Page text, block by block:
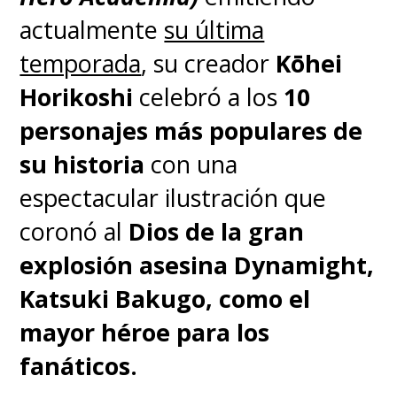
actualmente su última
temporada, su creador Kōhei
Horikoshi celebró a los 10
personajes más populares de
su historia con una
espectacular ilustración que
coronó al Dios de la gran
explosión asesina Dynamight,
Katsuki Bakugo, como el
mayor héroe para los
fanáticos.